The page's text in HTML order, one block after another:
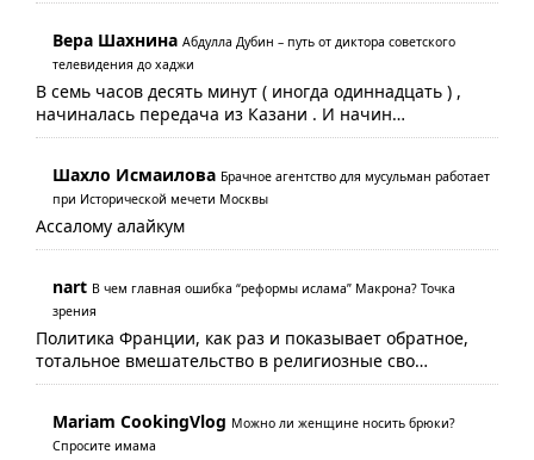
Вера Шахнина Абдулла Дубин – путь от диктора советского
телевидения до хаджи
В семь часов десять минут ( иногда одиннадцать ) ,
начиналась передача из Казани . И начин…
Шахло Исмаилова Брачное агентство для мусульман работает
при Исторической мечети Москвы
Ассалому алайкум
nart В чем главная ошибка “реформы ислама” Макрона? Точка
зрения
Политика Франции, как раз и показывает обратное,
тотальное вмешательство в религиозные сво…
Mariam CookingVlog Можно ли женщине носить брюки?
Спросите имама